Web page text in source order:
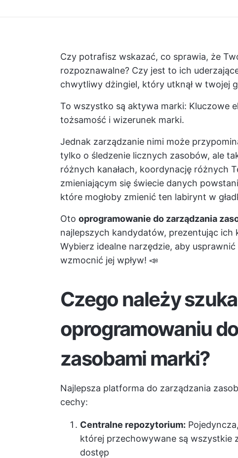
Czy potrafisz wskazać, co sprawia, że
rozpoznawalne? Czy jest to ich
chwytliwy dżingiel, który utknął w twojej
To wszystko są aktywa marki: Kluczowe
tożsamość i wizerunek marki.
Jednak zarządzanie nimi może
tylko o śledzenie licznych zasobów, ale
różnych kanałach, koordynację różnych
zmieniającym się świecie danych
które mogłoby zmienić ten labirynt w
Oto oprogramowanie do zarządzania
najlepszych kandydatów, prezentując
Wybierz idealne narzędzie, aby
wzmocnić jej wpływ! 📣
Czego należy
oprogramowaniu
zasobami marki?
Najlepsza platforma do zarządzania
cechy:
Centralne repozytorium:
której przechowywane są wszystkie
dostęp